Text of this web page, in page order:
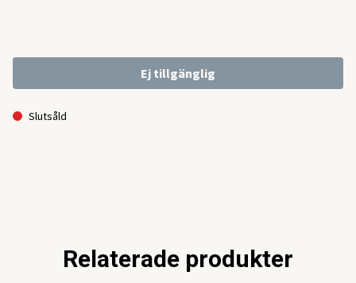
Ej tillgänglig
Slutsåld
Relaterade produkter